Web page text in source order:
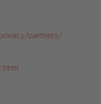
partners/